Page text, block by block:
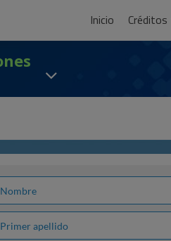
al
contenido
Inicio Créditos